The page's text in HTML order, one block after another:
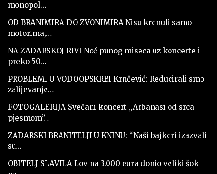
monopol…
OD BRANIMIRA DO ZVONIMIRA Nisu krenuli samo
motorima,…
NA ZADARSKOJ RIVI Noć punog miseca uz koncerte i
preko 50…
PROBLEMI U VODOOPSKRBI Krnčević: Reducirali smo
zalijevanje…
FOTOGALERIJA Svečani koncert „Arbanasi od srca
pjesmom”…
ZADARSKI BRANITELJI U KNINU: “Naši bajkeri izazvali
su…
OBITELJ SLAVILA Lov na 3.000 eura donio veliki šok